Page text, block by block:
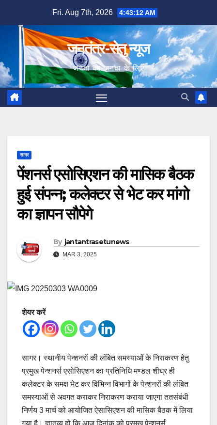
content
Fri. Aug 7th, 2026 4:43:13 AM
जनतंत्र-सेतु न्यूज
जनता का जनता के लिए
सागर
पेंशनर्स एसोसिएशन की मासिक बैठक
हुई संपन्न; कलेक्टर से भेट कर मांगो
का ज्ञापन सौपेगे
By jantantrasetunews
MAR 3, 2025
शेयर करें
सागर। स्थानीय पेन्शनरों की लंबित समस्याओं के निराकरण हेतु
प्रमुख पेन्शनर्स एसोसिएशन का प्रतिनिधि मण्डल शीघ्र ही
कलेक्टर के समक्ष भेट कर विभिन्न विभागों के पेन्शनरों की लंबित
समस्याओं से अवगत कराकर निराकरण कराया जाएगा ततसंबंधी
निर्णय 3 मार्च को आयोजित ऐसासिएशन की मासिक बैठक में लिया
गया है। ज्ञातव्य हो कि आज दिनांक को प्रमुख पेन्शनर्स